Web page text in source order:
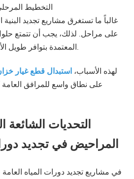
3. التخطيط
غالباً ما تستغرق مشاريع تجديد
على مراحل. لذلك، يجب أن تتمتع
المعتمدة بتوافر طويل الأمد وقدرة إمداد مستقرة.
لهذه الأسباب، استبدال قطع غيار
على نطاق واسع للمرافق العامة
التحديات الشائعة
المراحيض في تجديد
في مشاريع تجديد دورات المياه العامة